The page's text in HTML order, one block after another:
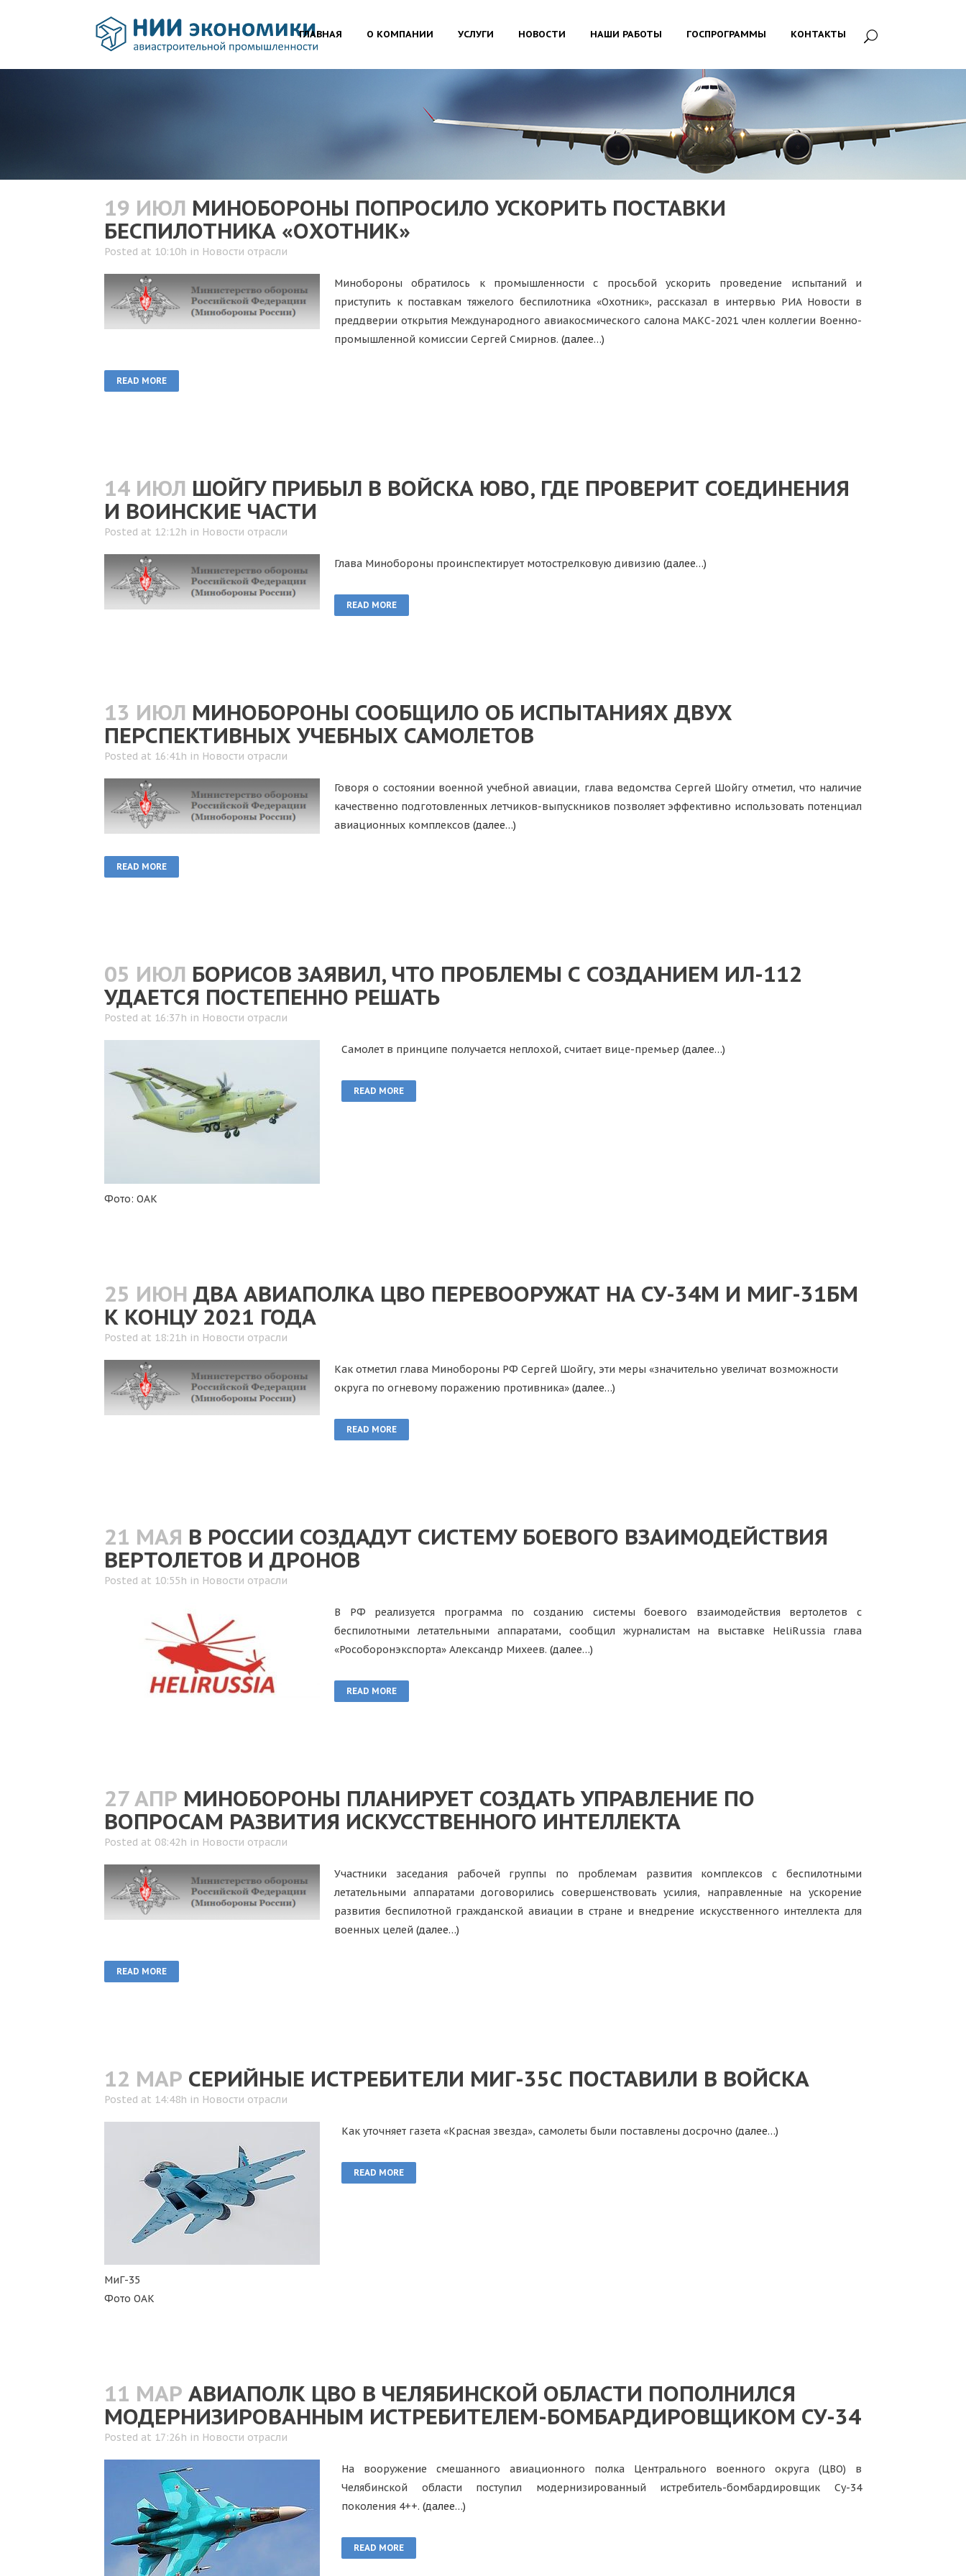
ГЛАВНАЯ О КОМПАНИИ УСЛУГИ НОВОСТИ НАШИ РАБОТЫ ГОСПРОГРАММЫ КОНТАКТЫ
19 ИЮЛ МИНОБОРОНЫ ПОПРОСИЛО УСКОРИТЬ ПОСТАВКИ
БЕСПИЛОТНИКА «ОХОТНИК»
Posted at 10:10h in Новости отрасли
Минобороны обратилось к промышленности с просьбой ускорить проведение испытаний и
приступить к поставкам тяжелого беспилотника «Охотник», рассказал в интервью РИА Новости в
преддверии открытия Международного авиакосмического салона МАКС-2021 член коллегии Военно-
промышленной комиссии Сергей Смирнов. (далее…)
READ MORE
14 ИЮЛ ШОЙГУ ПРИБЫЛ В ВОЙСКА ЮВО, ГДЕ ПРОВЕРИТ СОЕДИНЕНИЯ
И ВОИНСКИЕ ЧАСТИ
Posted at 12:12h in Новости отрасли
Глава Минобороны проинспектирует мотострелковую дивизию (далее…)
READ MORE
13 ИЮЛ МИНОБОРОНЫ СООБЩИЛО ОБ ИСПЫТАНИЯХ ДВУХ
ПЕРСПЕКТИВНЫХ УЧЕБНЫХ САМОЛЕТОВ
Posted at 16:41h in Новости отрасли
Говоря о состоянии военной учебной авиации, глава ведомства Сергей Шойгу отметил, что наличие
качественно подготовленных летчиков-выпускников позволяет эффективно использовать потенциал
авиационных комплексов (далее…)
READ MORE
05 ИЮЛ БОРИСОВ ЗАЯВИЛ, ЧТО ПРОБЛЕМЫ С СОЗДАНИЕМ ИЛ-112
УДАЕТСЯ ПОСТЕПЕННО РЕШАТЬ
Posted at 16:37h in Новости отрасли
Фото: ОАК
Самолет в принципе получается неплохой, считает вице-премьер (далее…)
READ MORE
25 ИЮН ДВА АВИАПОЛКА ЦВО ПЕРЕВООРУЖАТ НА СУ-34М И МИГ-31БМ
К КОНЦУ 2021 ГОДА
Posted at 18:21h in Новости отрасли
Как отметил глава Минобороны РФ Сергей Шойгу, эти меры «значительно увеличат возможности
округа по огневому поражению противника» (далее…)
READ MORE
21 МАЯ В РОССИИ СОЗДАДУТ СИСТЕМУ БОЕВОГО ВЗАИМОДЕЙСТВИЯ
ВЕРТОЛЕТОВ И ДРОНОВ
Posted at 10:55h in Новости отрасли
В РФ реализуется программа по созданию системы боевого взаимодействия вертолетов с
беспилотными летательными аппаратами, сообщил журналистам на выставке HeliRussia глава
«Рособоронэкспорта» Александр Михеев. (далее…)
READ MORE
27 АПР МИНОБОРОНЫ ПЛАНИРУЕТ СОЗДАТЬ УПРАВЛЕНИЕ ПО
ВОПРОСАМ РАЗВИТИЯ ИСКУССТВЕННОГО ИНТЕЛЛЕКТА
Posted at 08:42h in Новости отрасли
Участники заседания рабочей группы по проблемам развития комплексов с беспилотными
летательными аппаратами договорились совершенствовать усилия, направленные на ускорение
развития беспилотной гражданской авиации в стране и внедрение искусственного интеллекта для
военных целей (далее…)
READ MORE
12 МАР СЕРИЙНЫЕ ИСТРЕБИТЕЛИ МИГ-35С ПОСТАВИЛИ В ВОЙСКА
Posted at 14:48h in Новости отрасли
МиГ-35
Фото ОАК
Как уточняет газета «Красная звезда», самолеты были поставлены досрочно (далее…)
READ MORE
11 МАР АВИАПОЛК ЦВО В ЧЕЛЯБИНСКОЙ ОБЛАСТИ ПОПОЛНИЛСЯ
МОДЕРНИЗИРОВАННЫМ ИСТРЕБИТЕЛЕМ-БОМБАРДИРОВЩИКОМ СУ-34
Posted at 17:26h in Новости отрасли
На вооружение смешанного авиационного полка Центрального военного округа (ЦВО) в
Челябинской области поступил модернизированный истребитель-бомбардировщик Су-34
поколения 4++. (далее…)
READ MORE